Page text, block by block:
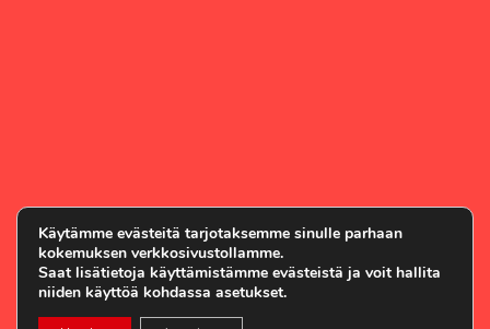
Käytämme evästeitä tarjotaksemme sinulle parhaan
kokemuksen verkkosivustollamme.
Saat lisätietoja käyttämistämme evästeistä ja voit hallita
niiden käyttöä kohdassa asetukset.